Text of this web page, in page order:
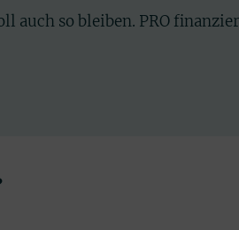
auch so bleiben. PRO